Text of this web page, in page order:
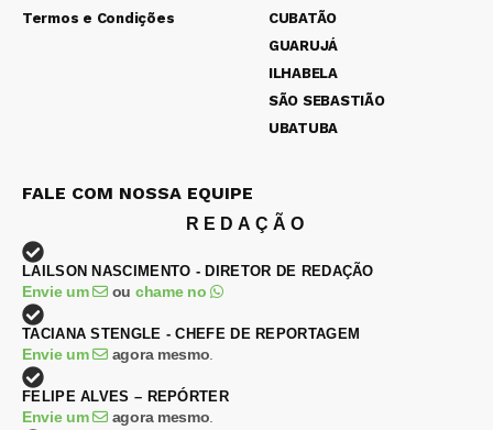
Termos e Condições
CUBATÃO
GUARUJÁ
ILHABELA
SÃO SEBASTIÃO
UBATUBA
FALE COM NOSSA EQUIPE
REDAÇÃO
LAILSON NASCIMENTO - DIRETOR DE REDAÇÃO
Envie um ou chame no
TACIANA STENGLE - CHEFE DE REPORTAGEM
Envie um agora mesmo
FELIPE ALVES – REPÓRTER
Envie um agora mesmo